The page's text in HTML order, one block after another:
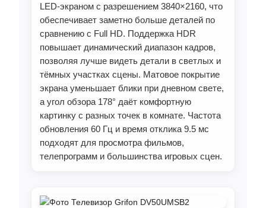
LED‑экраном с разрешением 3840×2160, что
обеспечивает заметно больше деталей по
сравнению с Full HD. Поддержка HDR
повышает динамический диапазон кадров,
позволяя лучше видеть детали в светлых и
тёмных участках сцены. Матовое покрытие
экрана уменьшает блики при дневном свете,
а угол обзора 178° даёт комфортную
картинку с разных точек в комнате. Частота
обновления 60 Гц и время отклика 9.5 мс
подходят для просмотра фильмов,
телепрограмм и большинства игровых сцен.